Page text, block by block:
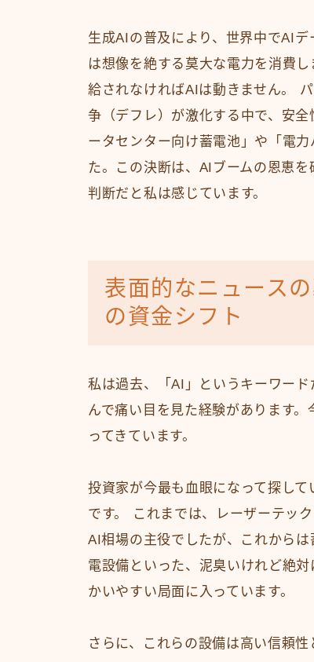
生成AIの普及により、世界中でAI
は想像を絶する莫大な電力を消費
給されなければAIは動きません。
争（デフレ）が激化する中で、安
ータセンター向け蓄電池」や「電
た。この決断は、AIブームの恩恵
判断だと私は感じています。
表面的なニュース
の資金シフト
私は過去、「AI」というキーワー
んで痛い目を見た経験があります
ってきています。
投資家が今最も血眼になって探し
です。 これまでは、レーザーテッ
AI相場の主役でしたが、これから
電設備といった、泥臭いけれど絶
かいやすい局面に入っています。
さらに、これらの設備は高い信頼